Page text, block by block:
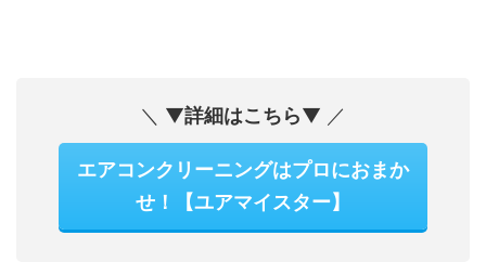
＼ ▼詳細はこちら▼ ／
エアコンクリーニングはプロにおまか
せ！【ユアマイスター】